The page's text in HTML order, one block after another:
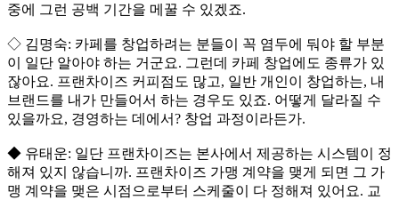
중에 그런 공백 기간을 메꿀 수 있겠죠.
◇ 김명숙: 카페를 창업하려는 분들이 꼭 염두에 둬야 할 부분
이 일단 알아야 하는 거군요. 그런데 카페 창업에도 종류가 있
잖아요. 프랜차이즈 커피점도 많고, 일반 개인이 창업하는, 내
브랜드를 내가 만들어서 하는 경우도 있죠. 어떻게 달라질 수
있을까요, 경영하는 데에서? 창업 과정이라든가.
◆ 유태운: 일단 프랜차이즈는 본사에서 제공하는 시스템이 정
해져 있지 않습니까. 프랜차이즈 가맹 계약을 맺게 되면 그 가
맹 계약을 맺은 시점으로부터 스케줄이 다 정해져 있어요. 교